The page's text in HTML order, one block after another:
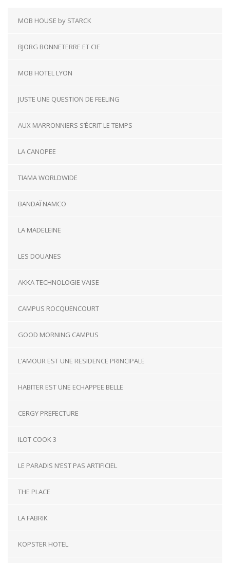
MOB HOUSE by STARCK
BJORG BONNETERRE ET CIE
MOB HOTEL LYON
JUSTE UNE QUESTION DE FEELING
AUX MARRONNIERS S’ÉCRIT LE TEMPS
LA CANOPEE
TIAMA WORLDWIDE
BANDAÏ NAMCO
LA MADELEINE
LES DOUANES
AKKA TECHNOLOGIE VAISE
CAMPUS ROCQUENCOURT
GOOD MORNING CAMPUS
L’AMOUR EST UNE RESIDENCE PRINCIPALE
HABITER EST UNE ECHAPPEE BELLE
CERGY PREFECTURE
ILOT COOK 3
LE PARADIS N’EST PAS ARTIFICIEL
THE PLACE
LA FABRIK
KOPSTER HOTEL